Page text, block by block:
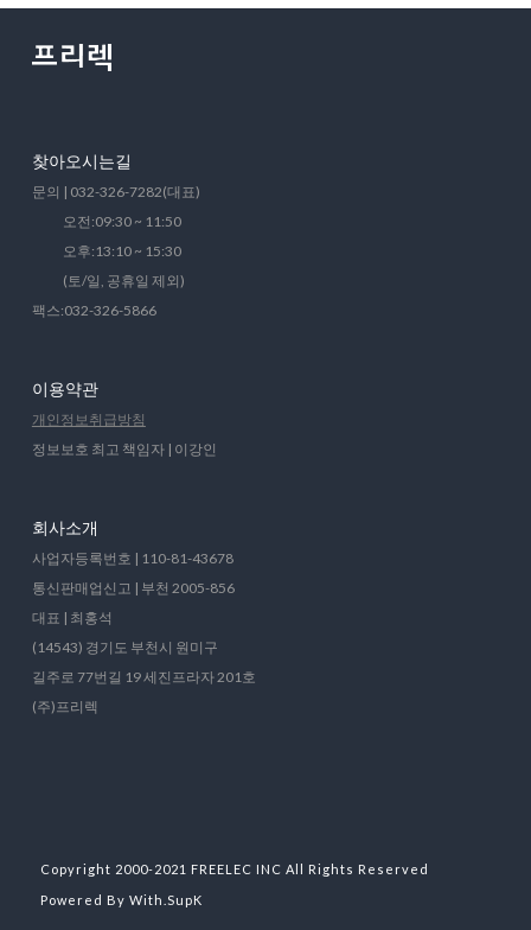
찾아오시는길
문의 | 032-326-7282(대표)
오전:09:30 ~ 11:50
오후:13:10 ~ 15:30
(토/일, 공휴일 제외)
팩스:032-326-5866
이용약관
개인정보취급방침
정보보호 최고 책임자 | 이강인
회사소개
사업자등록번호 | 110-81-43678
통신판매업신고 | 부천 2005-856
대표 | 최홍석
(14543) 경기도 부천시 원미구
길주로 77번길 19 세진프라자 201호
(주)프리렉
Copyright 2000-2021 FREELEC INC All Rights Reserved
Powered By With.SupK